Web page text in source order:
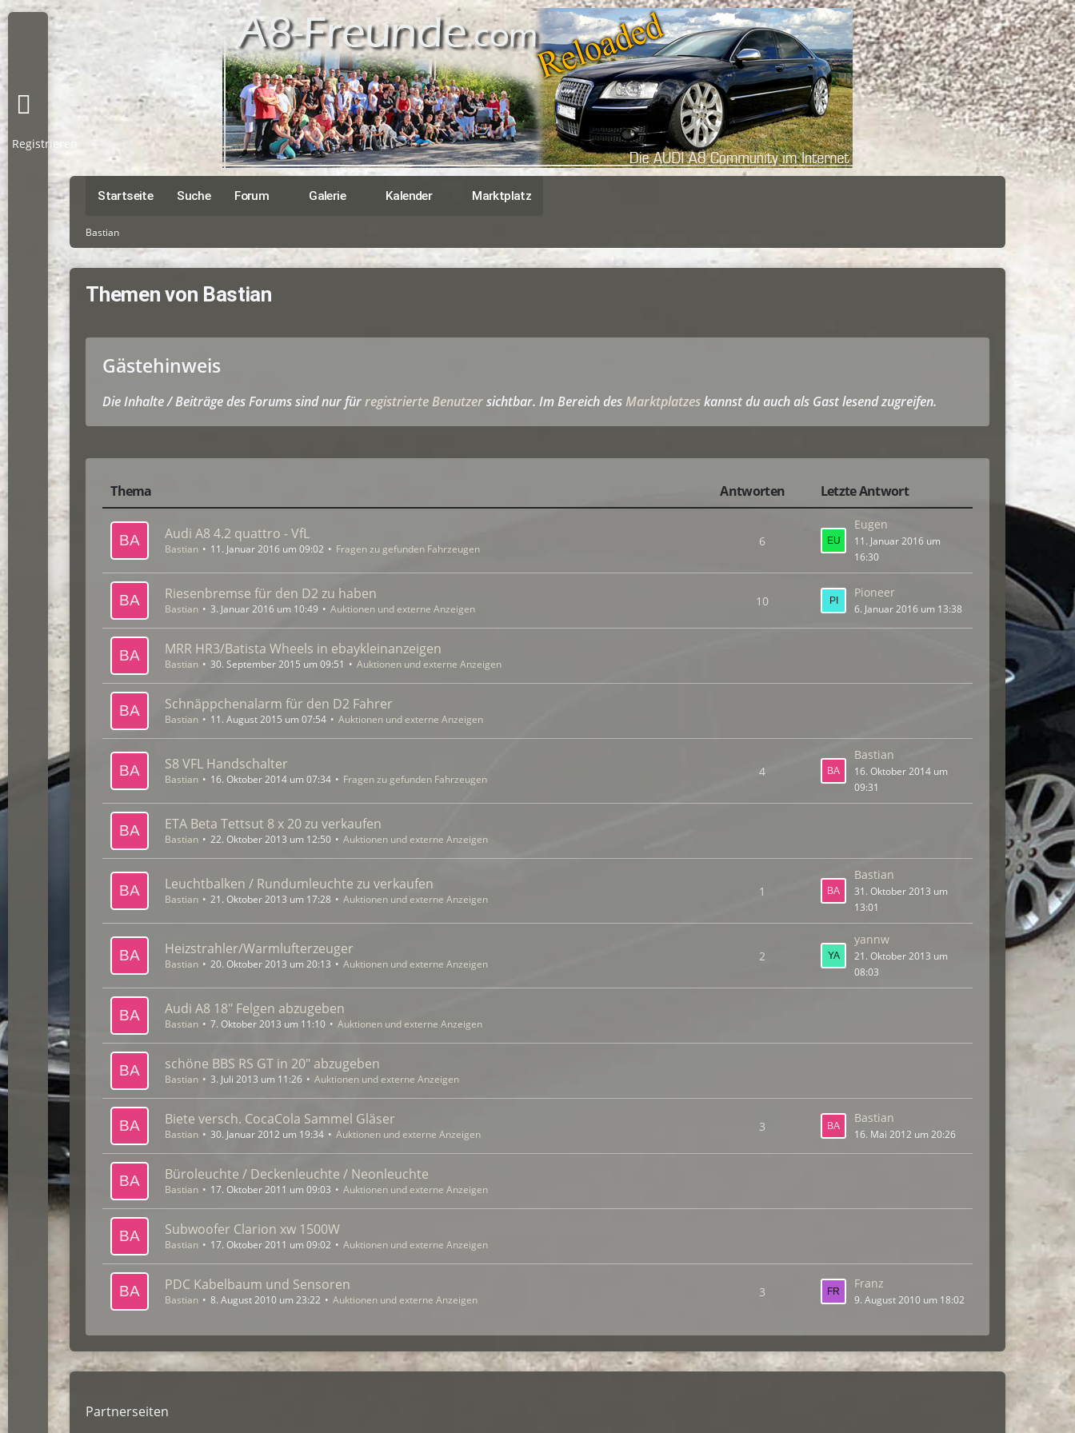
Startseite Suche Forum Galerie Kalender Marktplatz
Registrieren
Bastian
Themen von Bastian
Gästehinweis
Die Inhalte / Beiträge des Forums sind nur fürregistrierte Benutzersichtbar. Im Bereich desMarktplatzeskannst du auch als Gast lesend zugreifen.
Thema Antworten Letzte Antwort
Audi A8 4.2 quattro - VfL
Bastian 11. Januar 2016 um 09:02 Fragen zu gefunden Fahrzeugen
6
Eugen
11. Januar 2016 um
16:30
Riesenbremse für den D2 zu haben
Bastian 3. Januar 2016 um 10:49 Auktionen und externe Anzeigen
10
Pioneer
6. Januar 2016 um 13:38
MRR HR3/Batista Wheels in ebaykleinanzeigen
Bastian 30. September 2015 um 09:51 Auktionen und externe Anzeigen
Schnäppchenalarm für den D2 Fahrer
Bastian 11. August 2015 um 07:54 Auktionen und externe Anzeigen
S8 VFL Handschalter
Bastian 16. Oktober 2014 um 07:34 Fragen zu gefunden Fahrzeugen
4
Bastian
16. Oktober 2014 um
09:31
ETA Beta Tettsut 8 x 20 zu verkaufen
Bastian 22. Oktober 2013 um 12:50 Auktionen und externe Anzeigen
Leuchtbalken / Rundumleuchte zu verkaufen
Bastian 21. Oktober 2013 um 17:28 Auktionen und externe Anzeigen
1
Bastian
31. Oktober 2013 um
13:01
Heizstrahler/Warmlufterzeuger
Bastian 20. Oktober 2013 um 20:13 Auktionen und externe Anzeigen
2
yannw
21. Oktober 2013 um
08:03
Audi A8 18" Felgen abzugeben
Bastian 7. Oktober 2013 um 11:10 Auktionen und externe Anzeigen
schöne BBS RS GT in 20" abzugeben
Bastian 3. Juli 2013 um 11:26 Auktionen und externe Anzeigen
Biete versch. CocaCola Sammel Gläser
Bastian 30. Januar 2012 um 19:34 Auktionen und externe Anzeigen
3
Bastian
16. Mai 2012 um 20:26
Büroleuchte / Deckenleuchte / Neonleuchte
Bastian 17. Oktober 2011 um 09:03 Auktionen und externe Anzeigen
Subwoofer Clarion xw 1500W
Bastian 17. Oktober 2011 um 09:02 Auktionen und externe Anzeigen
PDC Kabelbaum und Sensoren
Bastian 8. August 2010 um 23:22 Auktionen und externe Anzeigen
3
Franz
9. August 2010 um 18:02
Partnerseiten